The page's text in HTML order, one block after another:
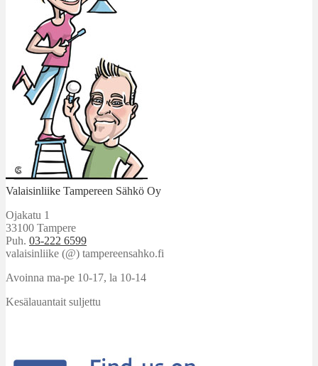
Valaisinliike Tampereen Sähkö Oy
Ojakatu 1
33100 Tampere
Puh. 03-222 6599
valaisinliike (@) tampereensahko.fi
Avoinna ma-pe 10-17, la 10-14
Kesälauantait suljettu